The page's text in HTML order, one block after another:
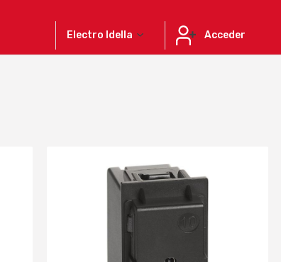
Electro Idella Acceder